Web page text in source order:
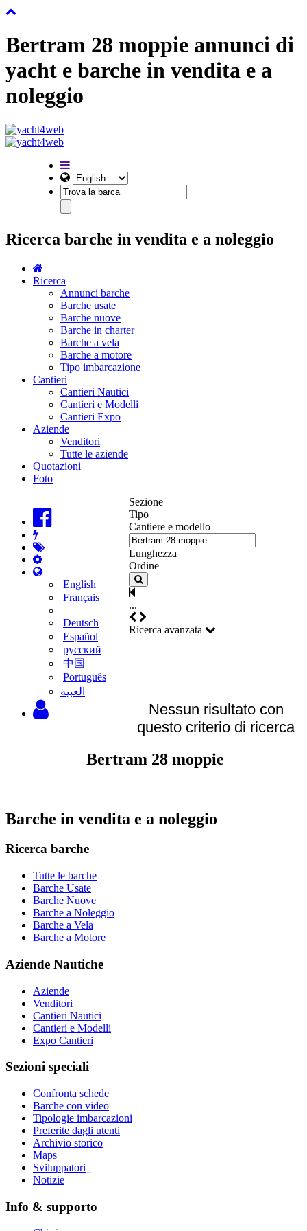
Bertram 28 moppie annunci di
yacht e barche in vendita e a
noleggio
Ricerca barche in vendita e a noleggio
Ricerca
Annunci barche
Barche usate
Barche nuove
Barche in charter
Barche a vela
Barche a motore
Tipo imbarcazione
Cantieri
Cantieri Nautici
Cantieri e Modelli
Cantieri Expo
Aziende
Venditori
Tutte le aziende
Quotazioni
Foto
English
Français
Deutsch
Español
русский
中国
Português
‫العبية
Sezione
Tipo
Cantiere e modello
Lunghezza
Ordine
...
Ricerca avanzata
Nessun risultato con
questo criterio di ricerca
Bertram 28 moppie
Barche in vendita e a noleggio
Ricerca barche
Tutte le barche
Barche Usate
Barche Nuove
Barche a Noleggio
Barche a Vela
Barche a Motore
Aziende Nautiche
Aziende
Venditori
Cantieri Nautici
Cantieri e Modelli
Expo Cantieri
Sezioni speciali
Confronta schede
Barche con video
Tipologie imbarcazioni
Preferite dagli utenti
Archivio storico
Maps
Sviluppatori
Notizie
Info & supporto